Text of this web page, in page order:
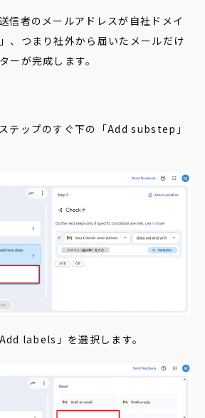
信者のメールアドレスが自社ドメイ
、つまり社外から届いたメールだけ
ーが完成します。
テップのすぐ下の「Add substep」
labels」を選択します。